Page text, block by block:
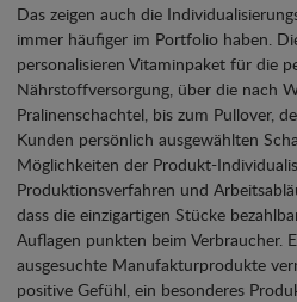
Das zeigen auch die
immer häufiger im Portfolio haben.
personalisieren Vitaminpaket für die
Nährstoffversorgung, über die nach
Pralinenschachtel, bis zum Pullover,
Kunden persönlich ausgewählten
Möglichkeiten der Produkt-
Produktionsverfahren und
dass die einzigartigen Stücke
Auflagen punkten beim Verbraucher.
ausgesuchte Manufakturprodukte
positive Gefühl, ein besonderes